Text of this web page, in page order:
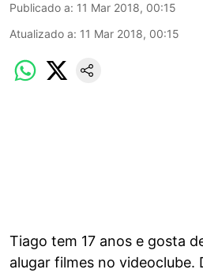
Publicado a: 11 Mar 2018, 00:15
Atualizado a: 11 Mar 2018, 00:15
Tiago tem 17 anos e gosta
alugar filmes no videoclube.